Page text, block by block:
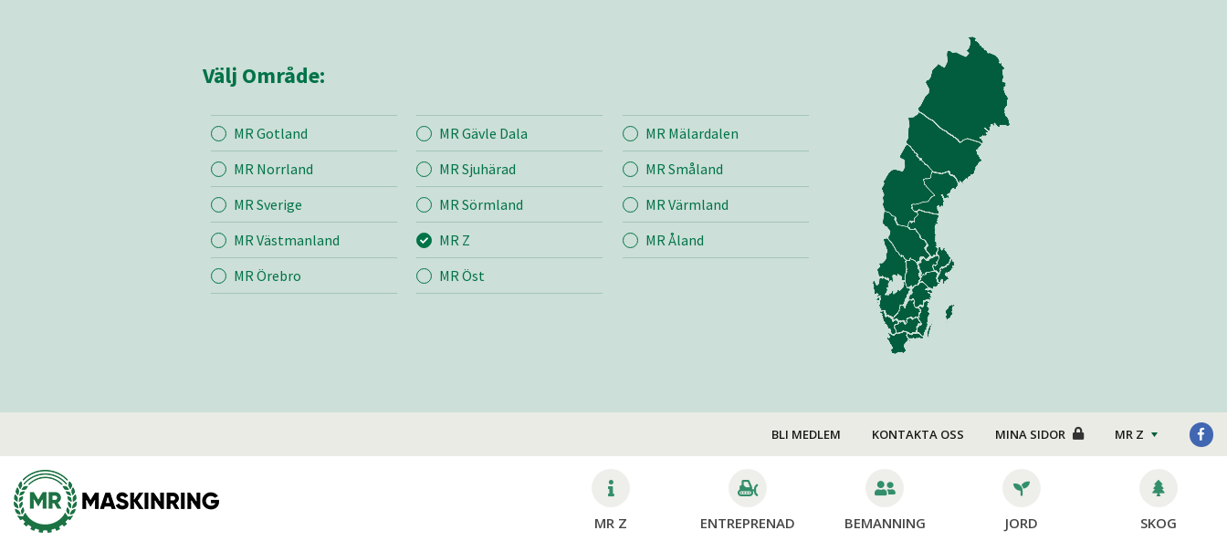
Mina sidor MR Z Entreprenad
Mina sidor
Fastighetsskötsel
Bemanning
Bygg & Anläggning
Industri & Verkstad
Jord
Foder/strö
Stängsel
Skötsel
Välj Område:
MR Gotland MR Gävle Dala
MR Mälardalen
MR Norrland
MR Sjuhärad
MR Småland
MR Sverige
MR Sörmland
MR Värmland
MR Västmanland
MR Z
MR Åland
MR Örebro
MR Öst
BLI MEDLEM KONTAKTA OSS MINA SIDOR MR Z
MR Z ENTREPRENAD BEMANNING JORD SKOG